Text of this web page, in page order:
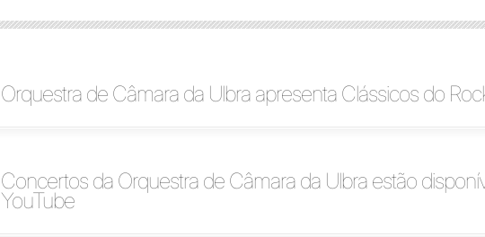
Orquestra de Câmara da Ulbra apresenta Clássicos do
Concertos da Orquestra de Câmara da Ulbra estão
YouTube